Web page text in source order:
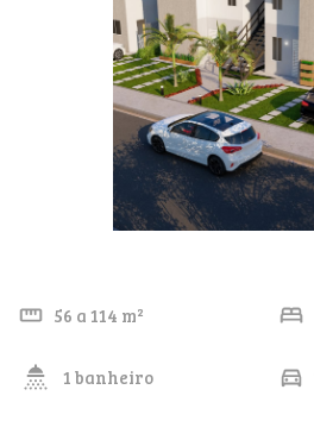
56 a 114 m²
1 banheiro